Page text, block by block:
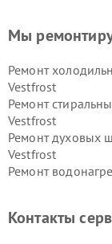
Мы
Ремонт
Vestfrost
Ремонт
Vestfrost
Ремонт духовых
Vestfrost
Ремонт
Vestfrost
Контакты